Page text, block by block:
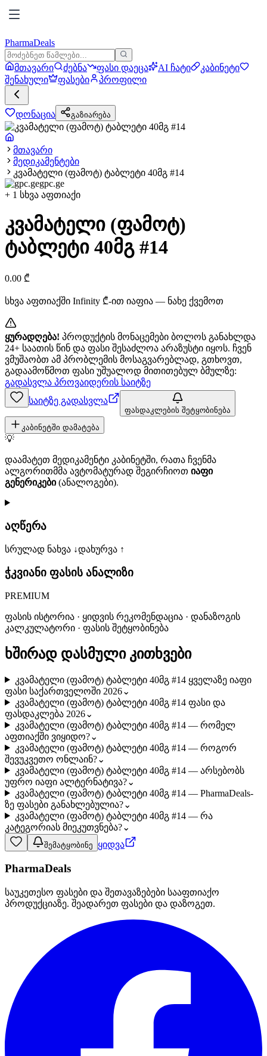
PharmaDeals
მთავარი ძებნა ფასი დაეცა AI ჩატი
კაბინეტი
შენახული
ფასები პროფილი
დონაცია გაზიარება
მთავარი
მედიკამენტები
კვამატელი (ფამოტ) ტაბლეტი 40მგ #14
gpc.ge
+ 1 სხვა აფთიაქი
კვამატელი (ფამოტ)
ტაბლეტი 40მგ #14
0.00 ₾
სხვა აფთიაქში Infinity ₾-ით იაფია — ნახე ქვემოთ
ყურადღება! პროდუქტის მონაცემები ბოლოს განახლდა
24+ საათის წინ და ფასი შესაძლოა არაზუსტი იყოს. ჩვენ
ვმუშაობთ ამ პრობლემის მოსაგვარებლად, გთხოვთ,
გადაამოწმოთ ფასი უშუალოდ მითითებულ ბმულზე:
გადასვლა პროვაიდერის საიტზე
საიტზე გადასვლა
ფასდაკლების შეტყობინება
კაბინეტში დამატება
💡
დაამატეთ მედიკამენტი კაბინეტში, რათა ჩვენმა
ალგორითმმა ავტომატურად შეგირჩიოთ იაფი
გენერიკები(ანალოგები).
აღწერა
სრულად ნახვა ↓დახურვა ↑
ჭკვიანი ფასის ანალიზი
PREMIUM
ფასის ისტორია · ყიდვის რეკომენდაცია · დანაზოგის
კალკულატორი · ფასის შეტყობინება
ხშირად დასმული კითხვები
კვამატელი (ფამოტ) ტაბლეტი 40მგ #14 ყველაზე იაფი
ფასი საქართველოში 2026⌄
კვამატელი (ფამოტ) ტაბლეტი 40მგ #14 ფასი და
ფასდაკლება 2026⌄
კვამატელი (ფამოტ) ტაბლეტი 40მგ #14 — რომელ
აფთიაქში ვიყიდო?⌄
კვამატელი (ფამოტ) ტაბლეტი 40მგ #14 — როგორ
შევუკვეთო ონლაინ?⌄
კვამატელი (ფამოტ) ტაბლეტი 40მგ #14 — არსებობს
უფრო იაფი ალტერნატივა?⌄
კვამატელი (ფამოტ) ტაბლეტი 40მგ #14 — PharmaDeals-
ზე ფასები განახლებულია?⌄
კვამატელი (ფამოტ) ტაბლეტი 40მგ #14 — რა
კატეგორიას მიეკუთვნება?⌄
შემატყობინე ყიდვა
PharmaDeals
საუკეთესო ფასები და შეთავაზებები სააფთიაქო
პროდუქციაზე. შეადარეთ ფასები და დაზოგეთ.